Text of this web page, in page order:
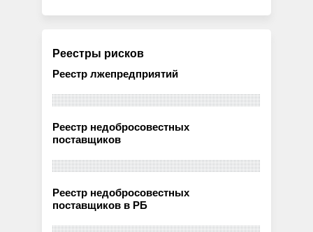
Реестры рисков
Реестр лжепредприятий
Реестр недобросовестных
поставщиков
Реестр недобросовестных
поставщиков в РБ